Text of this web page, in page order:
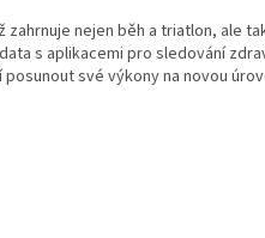
nejen běh a triatlon, ale
s aplikacemi pro sledování
své výkony na novou